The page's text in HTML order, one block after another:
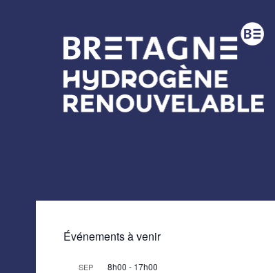
contenu
Événements à venir
SEP 8h00 - 17h00